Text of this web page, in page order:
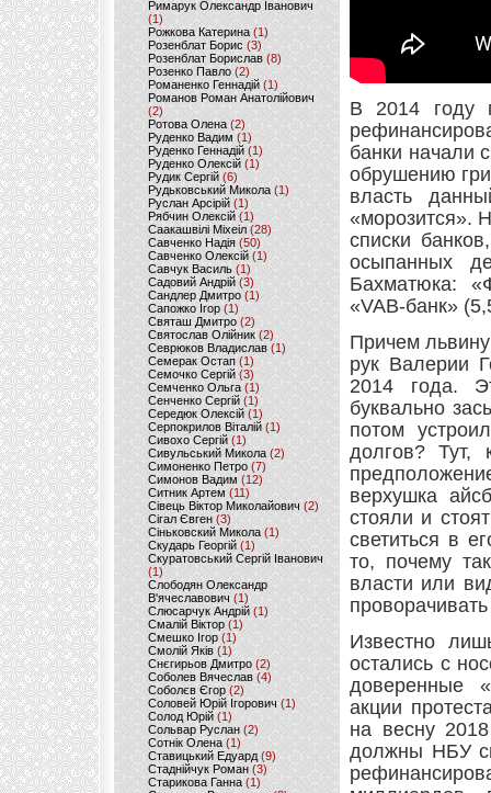
Римарук Олександр Іванович
(1)
Рожкова Катерина(1)
Розенблат Борис (3)
Розенблат Борислав (8)
Розенко Павло (2)
Романенко Геннадій (1)
Романов Роман Анатолійович
(2)
Ротова Олена(2)
Руденко Вадим (1)
Руденко Геннадій (1)
Руденко Олексій(1)
Рудик Сергій(6)
Рудьковський Микола (1)
Руслан Арсірій(1)
Рябчин Олексій (1)
Саакашвілі Міхеіл(28)
Савченко Надія (50)
Савченко Олексій(1)
Савчук Василь (1)
Садовий Андрій (3)
Сандлер Дмитро(1)
Сапожко Ігор(1)
Святаш Дмитро (2)
Святослав Олійник (2)
Севрюков Владислав (1)
Семерак Остап (1)
Семочко Сергій (3)
Семченко Ольга (1)
Сенченко Сергій(1)
Середюк Олексій(1)
Серпокрилов Віталій(1)
Сивохо Сергій(1)
Сивульський Микола(2)
Симоненко Петро(7)
Симонов Вадим (12)
Ситник Артем(11)
Сівець Віктор Миколайович(2)
Сігал Євген (3)
Сіньковский Микола(1)
Скударь Георгій (1)
Скуратовський Сергій Іванович
(1)
Слободян Олександр
В'ячеславович(1)
Слюсарчук Андрій(1)
Смалій Віктор (1)
Смешко Ігор (1)
Смолій Яків (1)
Снєгирьов Дмитро (2)
Соболев Вячеслав (4)
Соболєв Єгор(2)
Соловей Юрій Ігорович (1)
Солод Юрій (1)
Сольвар Руслан (2)
Сотнік Олена(1)
Ставицький Едуард (9)
Стаднійчук Роман(3)
Старикова Ганна (1)
В 2014 году
банки начали
обрушению
власть
«морозится».
списки
осыпанных
Бахматюка:
«VAB-банк»
Причем
рук Валерии
2014 года.
буквально
потом
долгов? Тут,
верхушка
стояли и
светиться в
то, почему
власти или
Известно
остались с
доверенные
акции
на весну
должны НБУ